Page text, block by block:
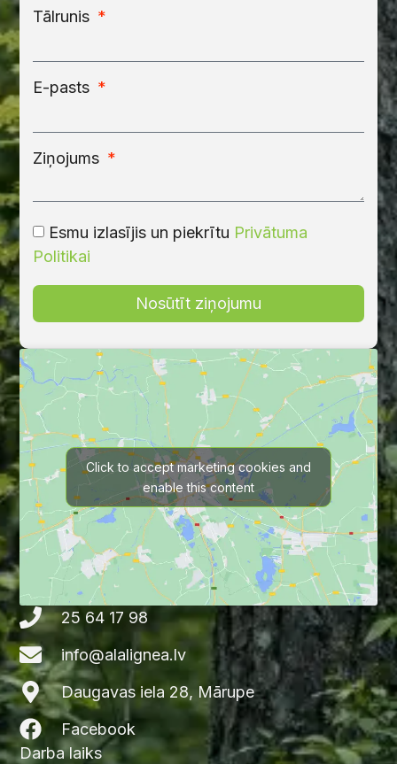
Tālrunis
E-pasts
Ziņojums
Esmu izlasījis un piekrītu Privātuma
Politikai
Nosūtīt ziņojumu
Click to accept marketing cookies and
enable this content
25 64 17 98
info@alalignea.lv
Daugavas iela 28, Mārupe
Facebook
Darba laiks